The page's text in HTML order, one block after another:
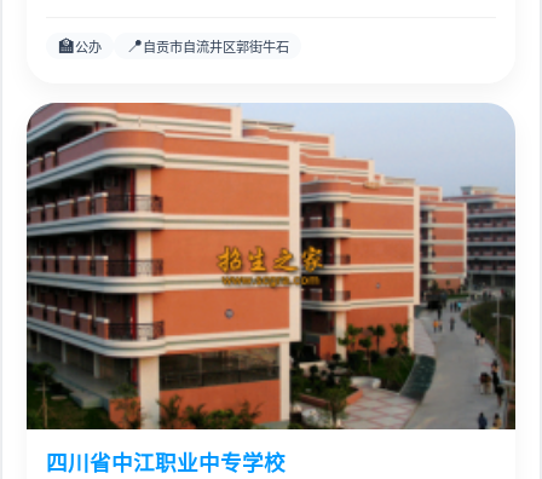
🏫公办 📍 自贡市自流井区郭街牛石
四川省中江职业中专学校